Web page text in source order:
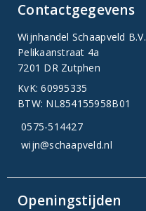
Contactgegevens
Wijnhandel Schaapveld B.V.
Pelikaanstraat 4a
7201 DR Zutphen
KvK: 60995335
BTW: NL854155958B01
0575-514427
wijn@schaapveld.nl
Openingstijden